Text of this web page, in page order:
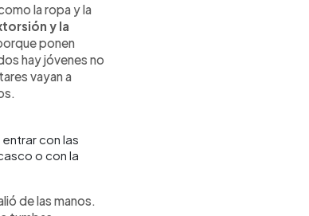
la ropa y la
y la
ponen
hay jóvenes no
vayan a
con las
o con la
de las manos.